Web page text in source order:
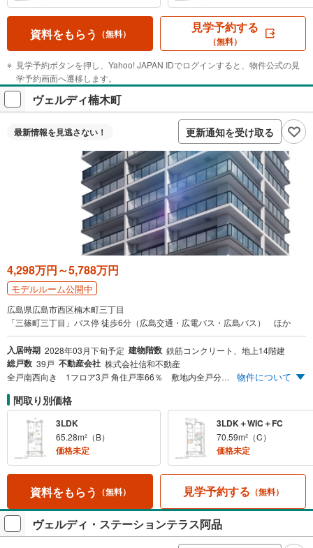
資料をもらう （無料） 見学予約する
（無料）
見学予約ボタンを押し、Yahoo! JAPAN IDでログインすると、物件公式の見
学予約画面へ遷移します。
ヴェルディ楠木町
最新情報を見逃さない！ 更新通知を受け取る
4,298万円～5,788万円
モデルルーム公開中
広島県広島市西区楠木町三丁目
「三篠町三丁目」バス停 徒歩6分（広島交通・広電バス・広島バス） ほか
入居時期 2028年03月下旬予定 建物階数 鉄筋コンクリート、地上14階建
総戸数 39戸 不動産会社 株式会社信和不動産
全戸南西向き 1フロア3戸 角住戸率66％ 敷地内全戸分駐車場完備 ※詳しくは係員にお尋ねください。「ヴェルディ楠木町」 分譲開始 ［販売価格］4,200万円台～
物件について
間取り別価格
3LDK
65.28m²（B）
価格未定
3LDK＋WIC＋FC
70.59m²（C）
価格未定
資料をもらう （無料） 見学予約する （無料）
ヴェルディ・ステーションテラス阿品